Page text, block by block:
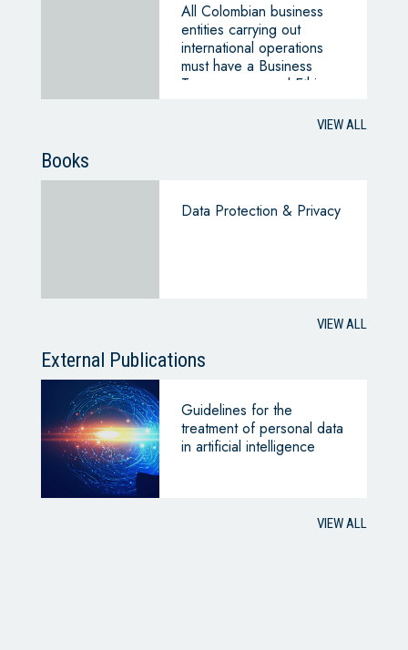
All Colombian business
entities carrying out
international operations
must have a Business
Transparency and Ethics
VIEW ALL
Books
Data Protection & Privacy
VIEW ALL
External Publications
Guidelines for the
treatment of personal data
in artificial intelligence
VIEW ALL